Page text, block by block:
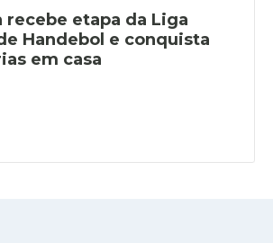
recebe etapa da Liga
Handebol e conquista
em casa